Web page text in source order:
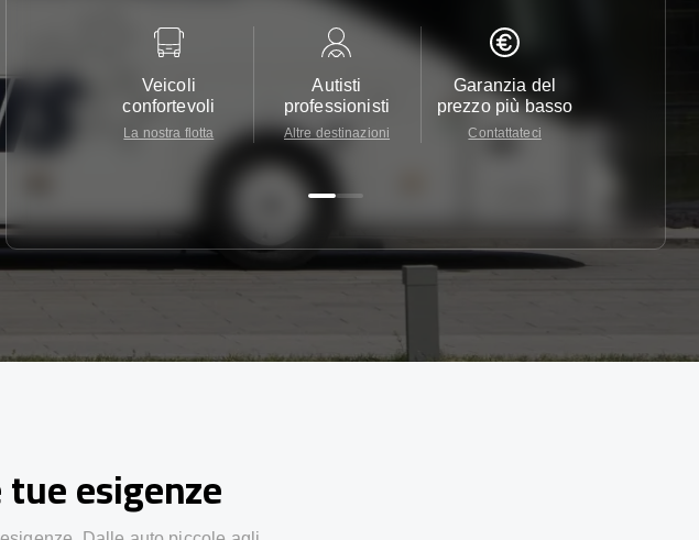
Veicoli
confortevoli
La nostra flotta
Autisti
professionisti
Altre destinazioni
Garanzia del
prezzo più basso
Contattateci
esigenze